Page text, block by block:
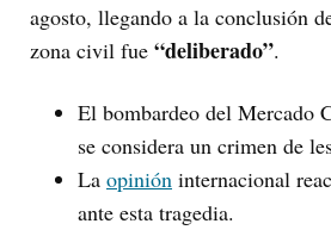
agosto, llegando a la conclusión
zona civil fue “deliberado”.
El bombardeo del Mercado
se considera un crimen de
La opinión internacional
ante esta tragedia.